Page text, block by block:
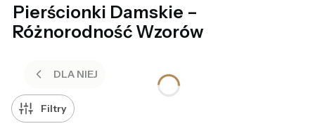
Pierścionki Damskie –
Różnorodność Wzorów
DLA NIEJ
Filtry